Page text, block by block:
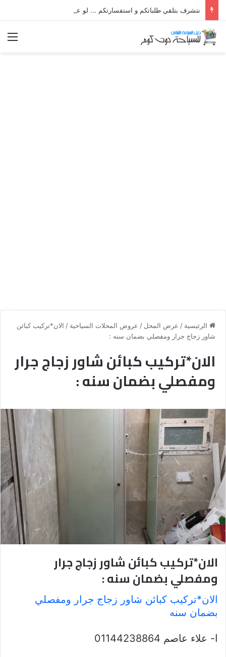
الرئيسية / عرض المحل / عروض المحلات السياحية / الان*تركيب كبائن
شاور زجاج جرار ومفصلي بضمان سنه :
الان*تركيب كبائن شاور زجاج جرار
ومفصلي بضمان سنه :
الان*تركيب كبائن شاور زجاج جرار
ومفصلي بضمان سنه :
الان*تركيب كبائن شاور زجاج جرار ومفصلي
بضمان سنه
ا- علاء عاصم 01144238864